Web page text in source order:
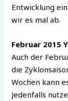
Entwicklung
wir es mal ab.
Februar 2015
Auch der
die
Wochen kann
Jedenfalls